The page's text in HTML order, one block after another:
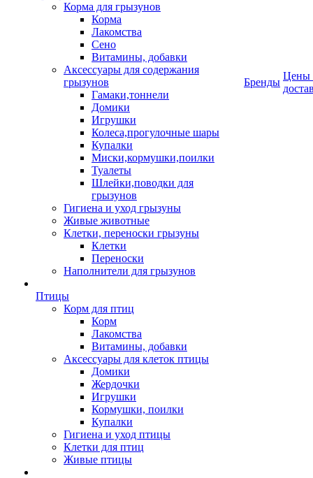
Корма для грызунов
Корма
Лакомства
Сено
Витамины, добавки
Аксессуары для содержания
грызунов
Гамаки,тоннели
Домики
Игрушки
Колеса,прогулочные шары
Купалки
Миски,кормушки,поилки
Туалеты
Шлейки,поводки для
грызунов
Гигиена и уход грызуны
Живые животные
Клетки, переноски грызуны
Клетки
Переноски
Наполнители для грызунов
Птицы
Корм для птиц
Корм
Лакомства
Витамины, добавки
Аксессуары для клеток птицы
Домики
Жердочки
Игрушки
Кормушки, поилки
Купалки
Гигиена и уход птицы
Клетки для птиц
Живые птицы
Бренды
Цены